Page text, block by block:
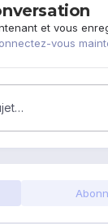
et vous
vous